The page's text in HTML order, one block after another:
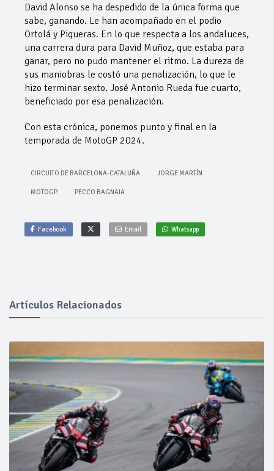
David Alonso se ha despedido de la única forma que
sabe, ganando. Le han acompañado en el podio
Ortolá y Piqueras. En lo que respecta a los andaluces,
una carrera dura para David Muñoz, que estaba para
ganar, pero no pudo mantener el ritmo. La dureza de
sus maniobras le costó una penalización, lo que le
hizo terminar sexto. José Antonio Rueda fue cuarto,
beneficiado por esa penalización.
Con esta crónica, ponemos punto y final en la
temporada de MotoGP 2024.
CIRCUITO DE BARCELONA-CATALUÑA JORGE MARTÍN
MOTOGP PECCO BAGNAIA
Facebook Email Whatsapp
Artículos Relacionados